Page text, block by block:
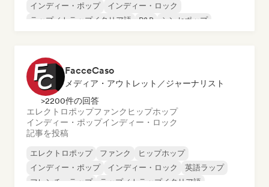
インディー・ポップ
インディー・ロック
ラップ／トラップイタリア語
R&B シンセポップ
FacceCaso
メディア・アウトレット／ジャーナリスト
>2200件の回答
エレクトロポップファンク ヒップホップ
インディー・ポップインディー・ロック
記事を投稿
エレクトロポップ ファンク
ヒップホップ
インディー・ポップ
インディー・ロック
英語ラップ
フレンチ・ラップ
ラップ／トラップイタリア語